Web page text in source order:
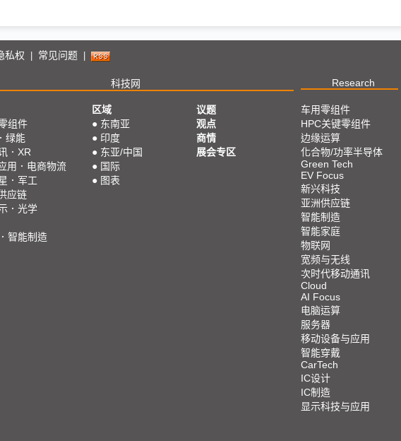
私权 常见问题
科技网 Research
组件
绿能
．XR
用．电商物流
．军工
应链
．光学
智能制造
区域
● 东南亚
● 印度
● 东亚/中国
● 国际
● 图表
议题
观点
商情
展会专区
车用零组件
HPC关键零组件
边缘运算
化合物/功率半导体
Green Tech
EV Focus
新兴科技
亚洲供应链
智能制造
智能家庭
物联网
宽频与无线
次时代移动通讯
Cloud
AI Focus
电脑运算
服务器
移动设备与应用
智能穿戴
CarTech
IC设计
IC制造
显示科技与应用